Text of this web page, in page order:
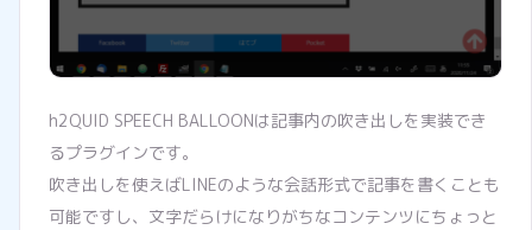
h2QUID SPEECH BALLOONは記事内の吹き出しを実装でき
るプラグインです。
吹き出しを使えばLINEのような会話形式で記事を書くことも
可能ですし、文字だらけになりがちなコンテンツにちょっと